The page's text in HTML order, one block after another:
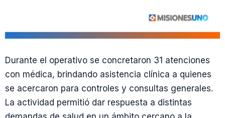
Durante el operativo se concretaron 31 atenciones
con médica, brindando asistencia clínica a quienes
se acercaron para controles y consultas generales.
La actividad permitió dar respuesta a distintas